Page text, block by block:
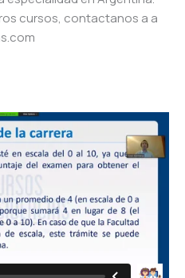
cursos, contactanos a a